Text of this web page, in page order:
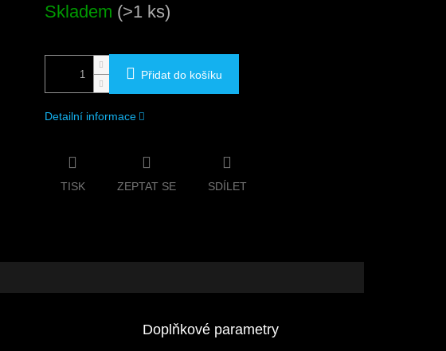
cena:
Skladem (>1 ks)
Přidat do košíku
Detailní informace
TISK ZEPTAT SE SDÍLET
Doplňkové parametry